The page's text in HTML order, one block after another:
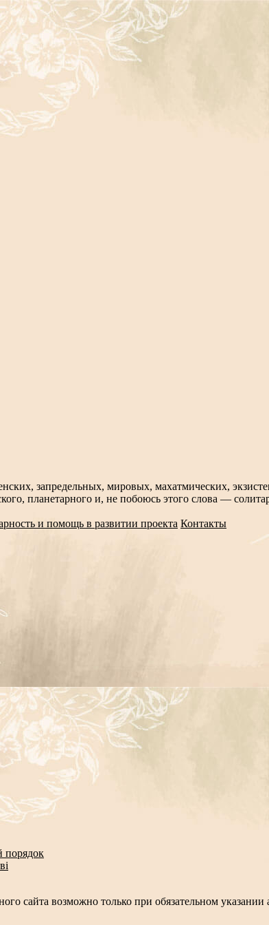
запредельных, мировых, махатмических,
планетарного и, не побоюсь этого слова —
и помощь в развитии проекта Контакты
порядок
сайта возможно только при обязательном